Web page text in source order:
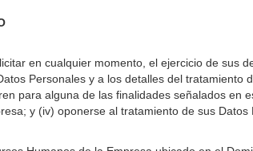
en cualquier momento, el ejercicio de sus
Personales y a los detalles del
para alguna de las finalidades señalados en
y (iv) oponerse al tratamiento de sus Datos